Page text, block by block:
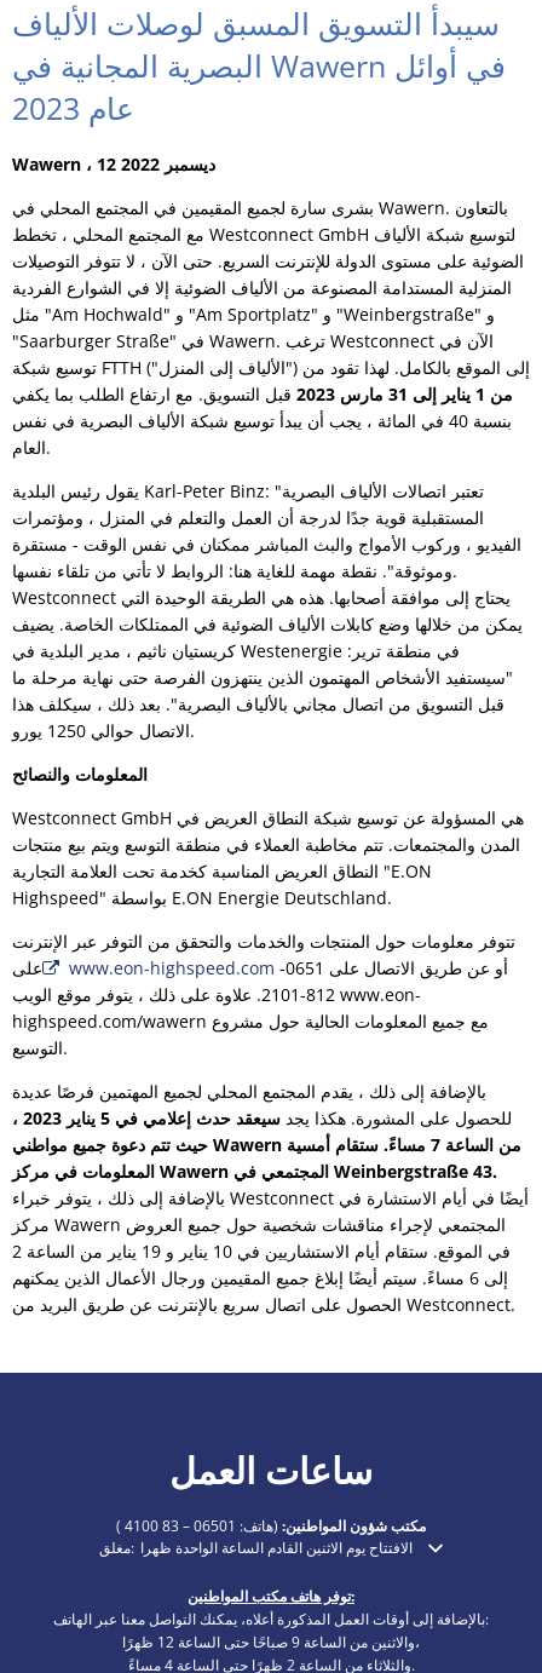
سيبدأ التسويق المسبق لوصلات الألياف
البصرية المجانية في Wawern في أوائل
عام 2023
Wawern ، 12 ديسمبر 2022
بشرى سارة لجميع المقيمين في المجتمع المحلي في Wawern. بالتعاون
مع المجتمع المحلي ، تخطط Westconnect GmbH لتوسيع شبكة الألياف
الضوئية على مستوى الدولة للإنترنت السريع. حتى الآن ، لا تتوفر التوصيلات
المنزلية المستدامة المصنوعة من الألياف الضوئية إلا في الشوارع الفردية
مثل "Am Hochwald" و "Am Sportplatz" و "Weinbergstraße" و
"Saarburger Straße" في Wawern. ترغب Westconnect الآن في
توسيع شبكة FTTH ("الألياف إلى المنزل") إلى الموقع بالكامل. لهذا تقود من
من 1 يناير إلى 31 مارس 2023
قبل التسويق. مع ارتفاع الطلب بما يكفي
بنسبة 40 في المائة ، يجب أن يبدأ توسيع شبكة الألياف البصرية في نفس
العام.
يقول رئيس البلدية Karl-Peter Binz: "تعتبر اتصالات الألياف البصرية
المستقبلية قوية جدًا لدرجة أن العمل والتعلم في المنزل ، ومؤتمرات
الفيديو ، وركوب الأمواج والبث المباشر ممكنان في نفس الوقت - مستقرة
وموثوقة". نقطة مهمة للغاية هنا: الروابط لا تأتي من تلقاء نفسها.
Westconnect يحتاج إلى موافقة أصحابها. هذه هي الطريقة الوحيدة التي
يمكن من خلالها وضع كابلات الألياف الضوئية في الممتلكات الخاصة. يضيف
كريستيان ناثيم ، مدير البلدية في Westenergie في منطقة ترير:
"سيستفيد الأشخاص المهتمون الذين ينتهزون الفرصة حتى نهاية مرحلة ما
قبل التسويق من اتصال مجاني بالألياف البصرية". بعد ذلك ، سيكلف هذا
الاتصال حوالي 1250 يورو.
المعلومات والنصائح
Westconnect GmbH هي المسؤولة عن توسيع شبكة النطاق العريض في
المدن والمجتمعات. تتم مخاطبة العملاء في منطقة التوسع ويتم بيع منتجات
النطاق العريض المناسبة كخدمة تحت العلامة التجارية "E.ON
Highspeed" بواسطة E.ON Energie Deutschland.
تتوفر معلومات حول المنتجات والخدمات والتحقق من التوفر عبر الإنترنت
على
www.eon-highspeed.com
812-2101. علاوة على ذلك ، يتوفر موقع الويب www.eon-
highspeed.com/wawern مع جميع المعلومات الحالية حول مشروع
التوسيع.
بالإضافة إلى ذلك ، يقدم المجتمع المحلي لجميع المهتمين فرصًا عديدة
للحصول على المشورة. هكذا يجد
سيعقد حدث إعلامي في 5 يناير 2023 ،
حيث تتم دعوة جميع مواطني Wawern من الساعة 7 مساءً. ستقام أمسية
المعلومات في مركز Wawern المجتمعي في Weinbergstraße 43.
بالإضافة إلى ذلك ، يتوفر خبراء Westconnect أيضًا في أيام الاستشارة في
مركز Wawern المجتمعي لإجراء مناقشات شخصية حول جميع العروض
في الموقع. ستقام أيام الاستشاريين في 10 يناير و 19 يناير من الساعة 2
إلى 6 مساءً. سيتم أيضًا إبلاغ جميع المقيمين ورجال الأعمال الذين يمكنهم
الحصول على اتصال سريع بالإنترنت عن طريق البريد من Westconnect.
ساعات العمل
مكتب شؤون المواطنين: (هاتف:
)
انقر لإخفاء أوقات الفتح أو الإغلاق الإضافية
مغلق: الافتتاح يوم الاثنين القادم الساعة الواحدة ظهرا
توفر هاتف مكتب المواطنين:
بالإضافة إلى أوقات العمل المذكورة أعلاه، يمكنك التواصل معنا عبر الهاتف:
والاثنين من الساعة 9 صباحًا حتى الساعة 12 ظهرًا،
والثلاثاء من الساعة 2 ظهرًا حتى الساعة 4 مساءً.